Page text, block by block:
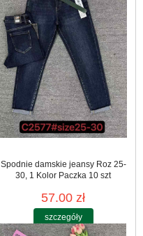
Spodnie damskie jeansy Roz 25-
30, 1 Kolor Paczka 10 szt
57.00 zł
szczegóły